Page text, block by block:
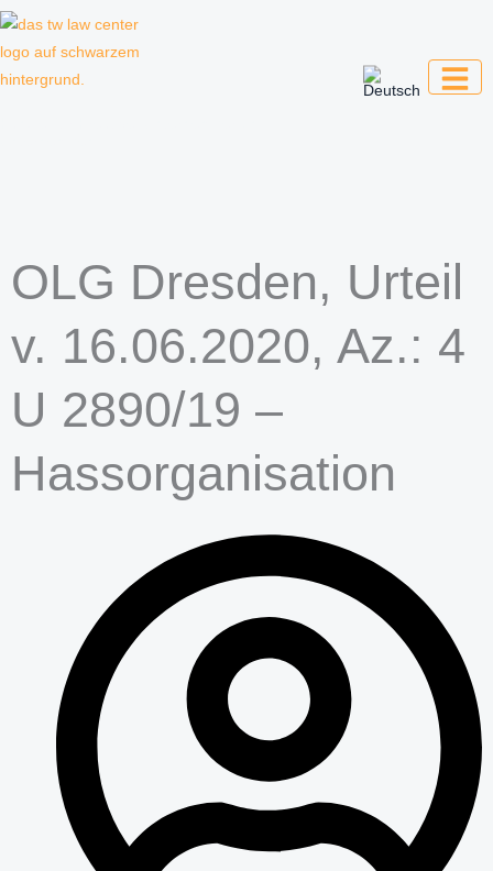
Zum
OLG Dresden, Urteil
v. 16.06.2020, Az.: 4
U 2890/19 –
Hassorganisation